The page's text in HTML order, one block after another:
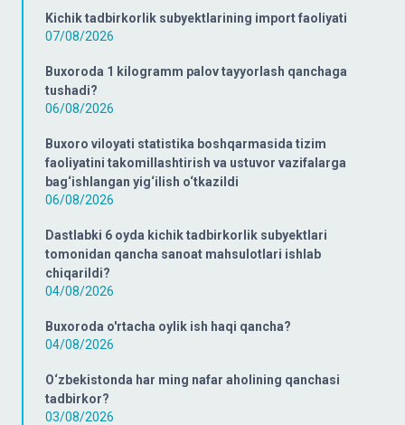
Kichik tadbirkorlik subyektlarining import faoliyati
07/08/2026
Buxoroda 1 kilogramm palov tayyorlash qanchaga
tushadi?
06/08/2026
Buxoro viloyati statistika boshqarmasida tizim
faoliyatini takomillashtirish va ustuvor vazifalarga
bag‘ishlangan yig‘ilish o‘tkazildi
06/08/2026
Dastlabki 6 oyda kichik tadbirkorlik subyektlari
tomonidan qancha sanoat mahsulotlari ishlab
chiqarildi?
04/08/2026
Buxoroda o'rtacha oylik ish haqi qancha?
04/08/2026
O‘zbekistonda har ming nafar aholining qanchasi
tadbirkor?
03/08/2026